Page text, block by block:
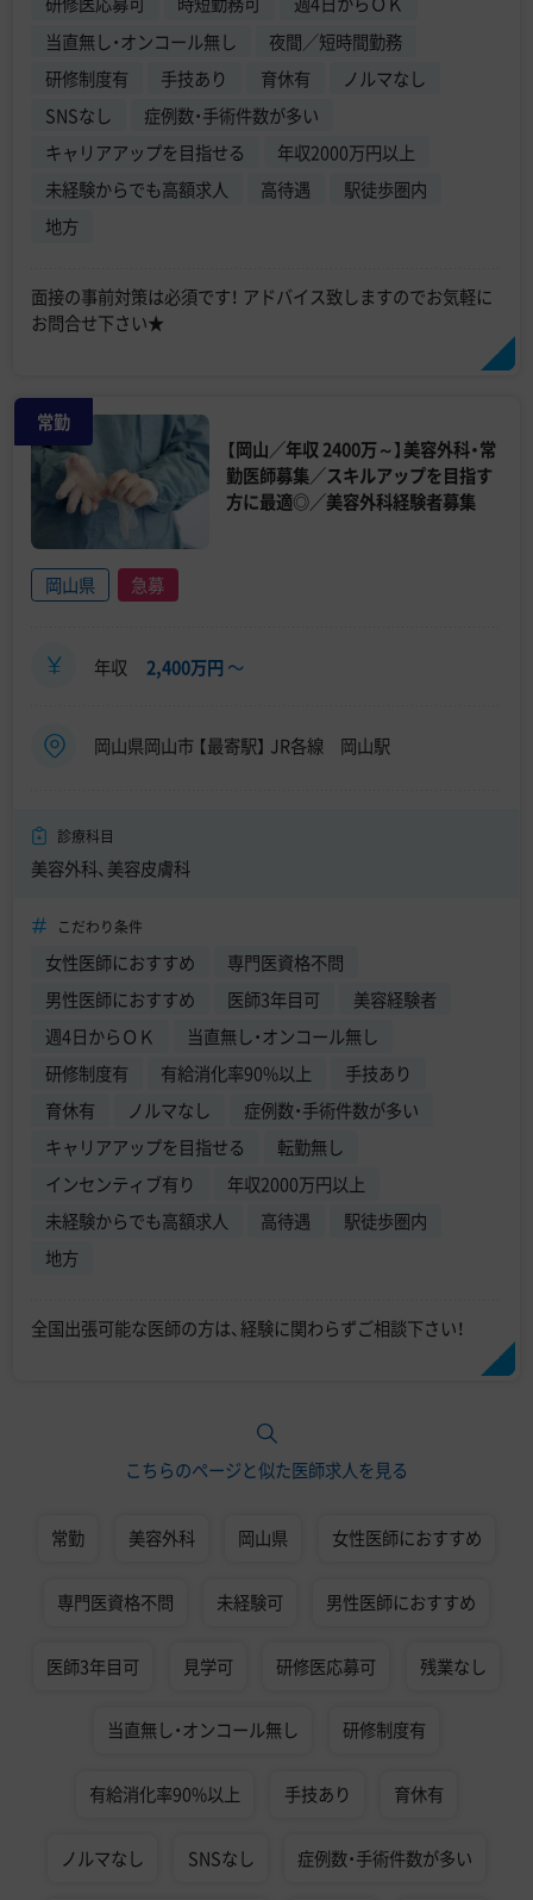
当直無し・オンコール無し
夜間／短時間勤務
研修制度有
手技あり 育休有
ノルマなし
SNSなし
症例数・手術件数が多い
キャリアアップを目指せる
年収2000万円以上
未経験からでも高額求人
高待遇
駅徒歩圏内
地方
面接の事前対策は必須です！ アドバイス致しますのでお気軽に
お問合せ下さい★
常勤
【岡山／年収 2400万～】美容外科・常
勤医師募集／スキルアップを目指す
方に最適◎／美容外科経験者募集
岡山県 急募
年収 2,400万円 〜
岡山県岡山市 【最寄駅】 JR各線 岡山駅
診療科目
美容外科、美容皮膚科
こだわり条件
女性医師におすすめ
専門医資格不問
男性医師におすすめ
医師3年目可
美容経験者
週4日からＯＫ
当直無し・オンコール無し
研修制度有
有給消化率90%以上
手技あり
育休有
ノルマなし
症例数・手術件数が多い
キャリアアップを目指せる
転勤無し
インセンティブ有り
年収2000万円以上
未経験からでも高額求人
高待遇
駅徒歩圏内
地方
全国出張可能な医師の方は、経験に関わらずご相談下さい！
こちらのページと似た医師求人を見る
常勤 美容外科 岡山県 女性医師におすすめ
専門医資格不問 未経験可 男性医師におすすめ
医師3年目可 見学可 研修医応募可 残業なし
当直無し・オンコール無し 研修制度有
有給消化率90%以上 手技あり 育休有
ノルマなし SNSなし 症例数・手術件数が多い